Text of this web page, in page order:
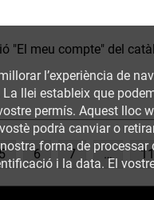
"El meu compte" del
5 6 7 … 11
l’experiència de
llei estableix que
permís. Aquest lloc
podrà canviar o
forma de
i la data. El